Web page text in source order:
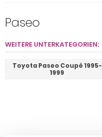
Paseo
WEITERE UNTERKATEGORIEN:
Toyota Paseo Coupé 1995-
1999